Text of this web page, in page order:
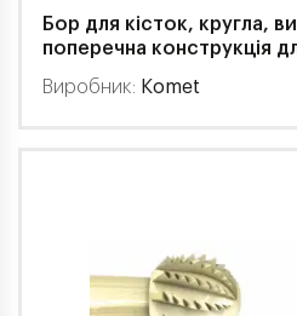
Бор для кісток, кругла,
поперечна конструкція
Виробник: Komet